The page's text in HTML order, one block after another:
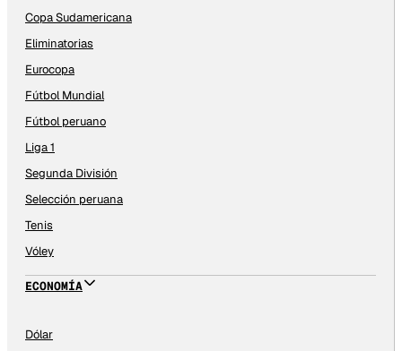
Copa Sudamericana
Eliminatorias
Eurocopa
Fútbol Mundial
Fútbol peruano
Liga 1
Segunda División
Selección peruana
Tenis
Vóley
ECONOMÍA
Dólar